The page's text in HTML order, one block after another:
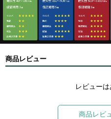
商品レビュー
レビュー
商品レビ